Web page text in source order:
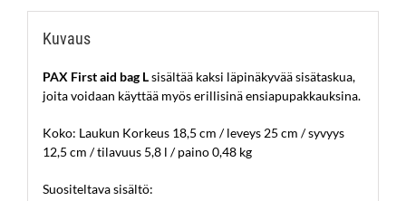
Kuvaus
PAX First aid bag Lsisältää kaksi läpinäkyvää sisätaskua,
joita voidaan käyttää myös erillisinä ensiapupakkauksina.
Koko: Laukun Korkeus18,5 cm / leveys 25 cm / syvyys
12,5 cm / tilavuus 5,8 l / paino 0,48 kg
Suositeltava sisältö: